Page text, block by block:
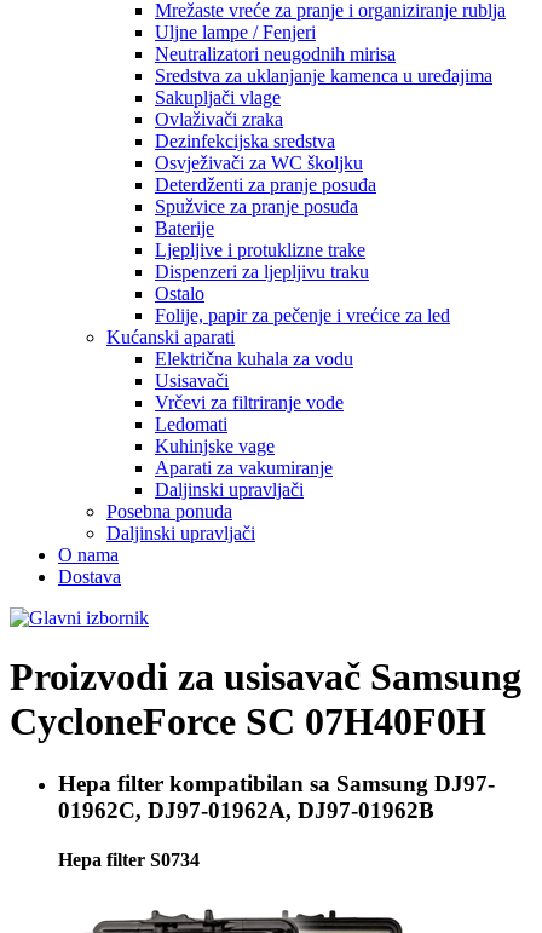
Mrežaste vreće za pranje i organiziranje rublja
Uljne lampe / Fenjeri
Neutralizatori neugodnih mirisa
Sredstva za uklanjanje kamenca u uređajima
Sakupljači vlage
Ovlaživači zraka
Dezinfekcijska sredstva
Osvježivači za WC školjku
Deterdženti za pranje posuđa
Spužvice za pranje posuđa
Baterije
Ljepljive i protuklizne trake
Dispenzeri za ljepljivu traku
Ostalo
Folije, papir za pečenje i vrećice za led
Kućanski aparati
Električna kuhala za vodu
Usisavači
Vrčevi za filtriranje vode
Ledomati
Kuhinjske vage
Aparati za vakumiranje
Daljinski upravljači
Posebna ponuda
Daljinski upravljači
O nama
Dostava
Proizvodi za usisavač Samsung
CycloneForce SC 07H40F0H
Hepa filter kompatibilan sa Samsung DJ97-
01962C, DJ97-01962A, DJ97-01962B
Hepa filter S0734